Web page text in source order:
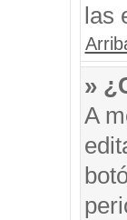
las
»
A